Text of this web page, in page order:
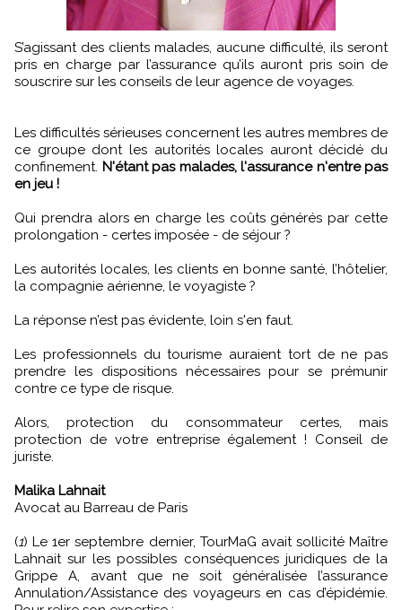
S’agissant des clients malades, aucune difficulté, ils seront
pris en charge par l’assurance qu’ils auront pris soin de
souscrire sur les conseils de leur agence de voyages.
Les difficultés sérieuses concernent les autres membres de
ce groupe dont les autorités locales auront décidé du
confinement. N'étant pas malades, l'assurance n'entre pas
en jeu !
Qui prendra alors en charge les coûts générés par cette
prolongation - certes imposée - de séjour ?
Les autorités locales, les clients en bonne santé, l’hôtelier,
la compagnie aérienne, le voyagiste ?
La réponse n’est pas évidente, loin s'en faut.
Les professionnels du tourisme auraient tort de ne pas
prendre les dispositions nécessaires pour se prémunir
contre ce type de risque.
Alors, protection du consommateur certes, mais
protection de votre entreprise également ! Conseil de
juriste.
Malika Lahnait
Avocat au Barreau de Paris
(1) Le 1er septembre dernier, TourMaG avait sollicité Maître
Lahnait sur les possibles conséquences juridiques de la
Grippe A, avant que ne soit généralisée l’assurance
Annulation/Assistance des voyageurs en cas d’épidémie.